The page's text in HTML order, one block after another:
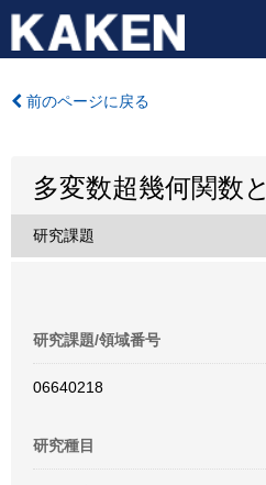
前のページに戻る
多変数超幾何関数
研究課題
研究課題/領域番号
06640218
研究種目